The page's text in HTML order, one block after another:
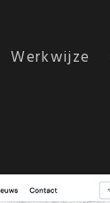
Werkwijze